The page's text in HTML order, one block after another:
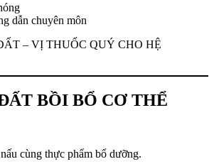
dẫn chuyên môn
BỒI BỔ CƠ THỂ
cùng thực phẩm bổ dưỡng.